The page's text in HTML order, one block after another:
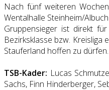
Nach fünf weiteren
Wentalhalle Steinheim/
Gruppensieger ist direkt
Bezirksklasse bzw. Kreisliga
Stauferland hoffen zu dürfen.
TSB-Kader: Lucas
Sachs, Finn Hinderberger,